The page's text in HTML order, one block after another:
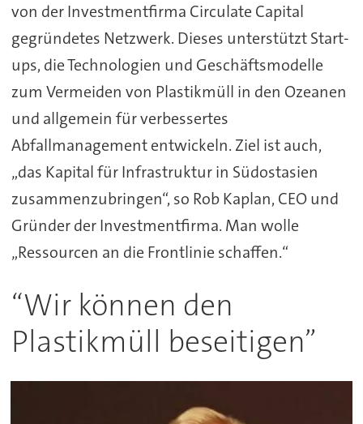
von der Investmentfirma Circulate Capital
gegründetes Netzwerk. Dieses unterstützt Start-
ups, die Technologien und Geschäftsmodelle
zum Vermeiden von Plastikmüll in den Ozeanen
und allgemein für verbessertes
Abfallmanagement entwickeln. Ziel ist auch,
„das Kapital für Infrastruktur in Südostasien
zusammenzubringen“, so Rob Kaplan, CEO und
Gründer der Investmentfirma. Man wolle
„Ressourcen an die Frontlinie schaffen.“
“Wir können den
Plastikmüll beseitigen”